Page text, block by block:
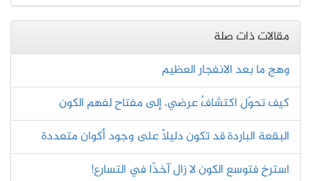
مقالات ذات صلة
وهج ما بعد الانفجار العظيم
كيف تحوّل اكتشافٌ عرضي، إلى مفتاح لفهم الكون
البقعة الباردة قد تكون دليلاً على وجود أكوان متعددة
استرخ فتوسع الكون لا زال آخذًا في التسارع!